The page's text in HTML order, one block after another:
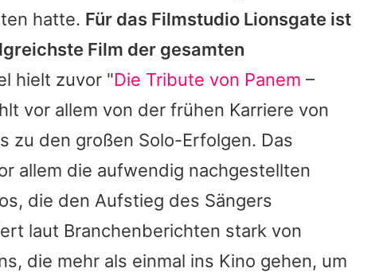
hatte. Für das Filmstudio Lionsgate ist
Film der gesamten
hielt zuvor "Die Tribute von Panem –
vor allem von der frühen Karriere von
zu den großen Solo-Erfolgen. Das
allem die aufwendig nachgestellten
die den Aufstieg des Sängers
laut Branchenberichten stark von
die mehr als einmal ins Kino gehen, um